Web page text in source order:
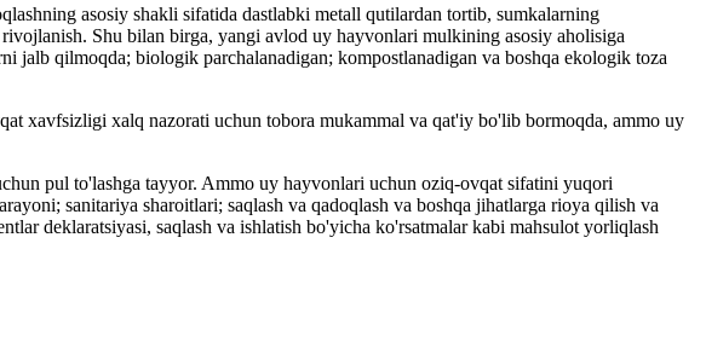
asosiy shakli sifatida dastlabki metall qutilardan tortib, sumkalarning
Shu bilan birga, yangi avlod uy hayvonlari mulkining asosiy aholisiga
jalb qilmoqda; biologik parchalanadigan; kompostlanadigan va boshqa ekologik toza
xavfsizligi xalq nazorati uchun tobora mukammal va qat'iy bo'lib bormoqda, ammo uy
pul to'lashga tayyor. Ammo uy hayvonlari uchun oziq-ovqat sifatini yuqori
sanitariya sharoitlari; saqlash va qadoqlash va boshqa jihatlarga rioya qilish va
deklaratsiyasi, saqlash va ishlatish bo'yicha ko'rsatmalar kabi mahsulot yorliqlash